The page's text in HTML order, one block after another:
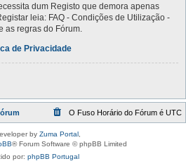
dum Registo que demora apenas
leia: FAQ - Condições de Utilização -
as regras do Fórum.
de Privacidade
O Fuso Horário do Fórum é UTC
by Zuma Portal
® Forum Software © phpBB Limited
por: phpBB Portugal